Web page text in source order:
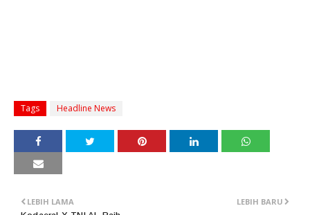
Tags Headline News
LEBIH BARU
LEBIH LAMA